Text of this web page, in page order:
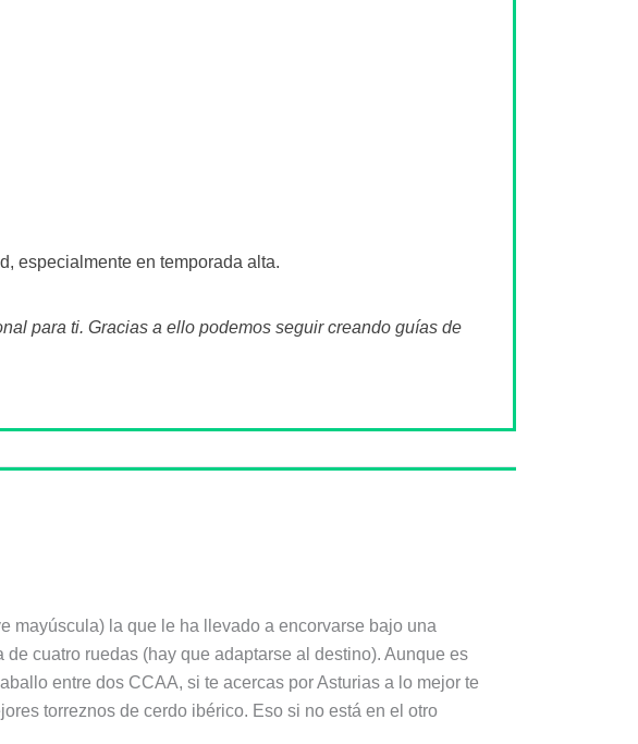
especialmente en temporada alta.
para ti. Gracias a ello podemos seguir creando guías de
mayúscula) la que le ha llevado a encorvarse bajo una
cuatro ruedas (hay que adaptarse al destino). Aunque es
entre dos CCAA, si te acercas por Asturias a lo mejor te
torreznos de cerdo ibérico. Eso si no está en el otro